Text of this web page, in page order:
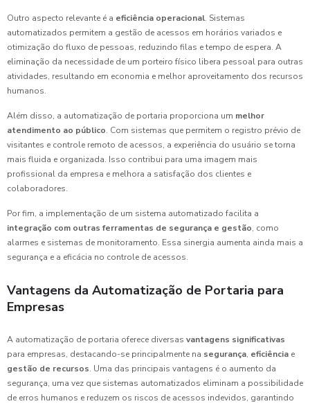
Outro aspecto relevante é a eficiência operacional. Sistemas
automatizados permitem a gestão de acessos em horários variados e
otimização do fluxo de pessoas, reduzindo filas e tempo de espera. A
eliminação da necessidade de um porteiro físico libera pessoal para outras
atividades, resultando em economia e melhor aproveitamento dos recursos
humanos.
Além disso, a automatização de portaria proporciona um melhor
atendimento ao público. Com sistemas que permitem o registro prévio de
visitantes e controle remoto de acessos, a experiência do usuário se torna
mais fluida e organizada. Isso contribui para uma imagem mais
profissional da empresa e melhora a satisfação dos clientes e
colaboradores.
Por fim, a implementação de um sistema automatizado facilita a
integração com outras ferramentas de segurança e gestão, como
alarmes e sistemas de monitoramento. Essa sinergia aumenta ainda mais a
segurança e a eficácia no controle de acessos.
Vantagens da Automatização de Portaria para
Empresas
A automatização de portaria oferece diversas vantagens significativas
para empresas, destacando-se principalmente na segurança, eficiência e
gestão de recursos. Uma das principais vantagens é o aumento da
segurança, uma vez que sistemas automatizados eliminam a possibilidade
de erros humanos e reduzem os riscos de acessos indevidos, garantindo